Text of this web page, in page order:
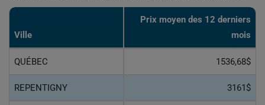
Ville
Prix ​​moyen des 12 derniers
mois
QUÉBEC 1536,68$
REPENTIGNY 3161$